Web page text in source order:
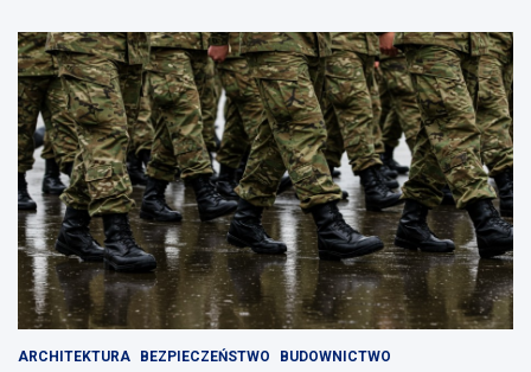
ARCHITEKTURA BEZPIECZEŃSTWO BUDOWNICTWO